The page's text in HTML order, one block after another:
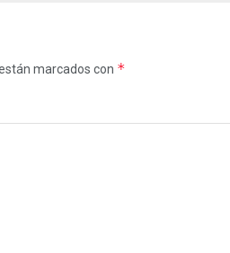
marcados con *